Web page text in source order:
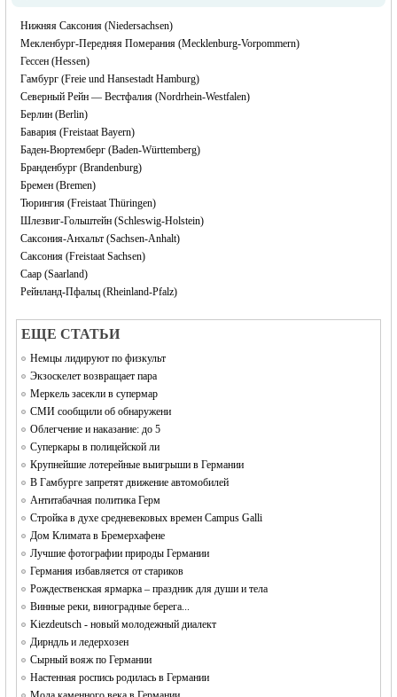
Нижняя Саксония (Niedersachsen)
Мекленбург-Передняя Померания (Mecklenburg-Vorpommern)
Гессен (Hessen)
Гамбург (Freie und Hansestadt Hamburg)
Северный Рейн — Вестфалия (Nordrhein-Westfalen)
Берлин (Berlin)
Бавария (Freistaat Bayern)
Баден-Вюртемберг (Baden-Württemberg)
Бранденбург (Brandenburg)
Бремен (Bremen)
Тюрингия (Freistaat Thüringen)
Шлезвиг-Гольштейн (Schleswig-Holstein)
Саксония-Анхальт (Sachsen-Anhalt)
Саксония (Freistaat Sachsen)
Саар (Saarland)
Рейнланд-Пфальц (Rheinland-Pfalz)
EЩЕ СТАТЬИ
Немцы лидируют по физкульт
Экзоскелет возвращает пара
Меркель засекли в супермар
СМИ сообщили об обнаружени
Облегчение и наказание: до 5
Суперкары в полицейской ли
Крупнейшие лотерейные выигрыши в Германии
В Гамбурге запретят движение автомобилей
Антитабачная политика Герм
Стройка в духе средневековых времен Campus Galli
Дом Климата в Бремерхафене
Лучшие фотографии природы Германии
Германия избавляется от стариков
Рождественская ярмарка – праздник для души и тела
Винные реки, виноградные берега...
Kiezdeutsch - новый молодежный диалект
Дирндль и ледерхозен
Сырный вояж по Германии
Настенная роспись родилась в Германии